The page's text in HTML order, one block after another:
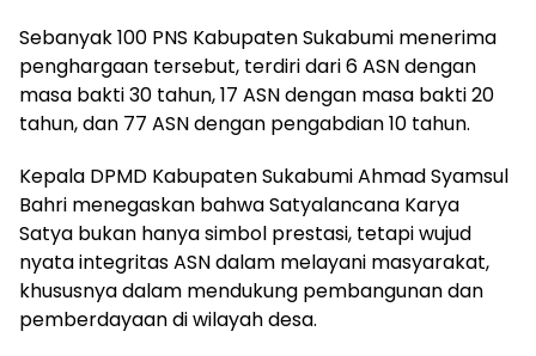
Sebanyak 100 PNS Kabupaten Sukabumi menerima
penghargaan tersebut, terdiri dari 6 ASN dengan
masa bakti 30 tahun, 17 ASN dengan masa bakti 20
tahun, dan 77 ASN dengan pengabdian 10 tahun.
Kepala DPMD Kabupaten Sukabumi Ahmad Syamsul
Bahri menegaskan bahwa Satyalancana Karya
Satya bukan hanya simbol prestasi, tetapi wujud
nyata integritas ASN dalam melayani masyarakat,
khususnya dalam mendukung pembangunan dan
pemberdayaan di wilayah desa.